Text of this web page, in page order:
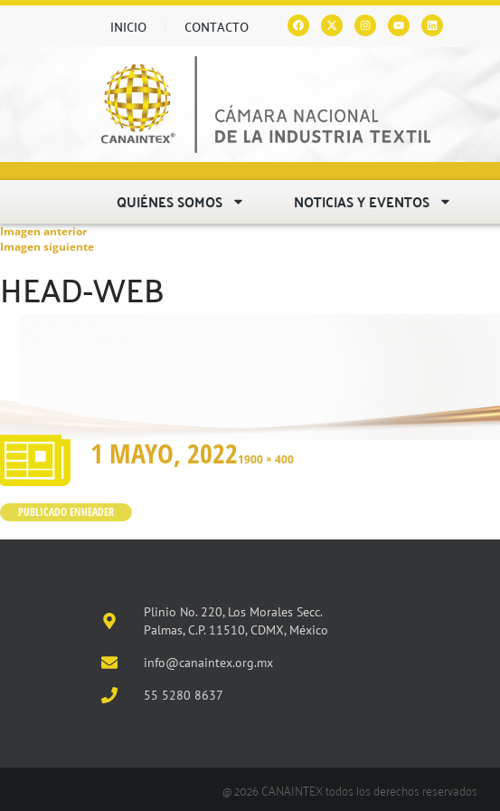
INICIO CONTACTO
QUIÉNES SOMOS NOTICIAS Y EVENTOS
Imagen anterior
Imagen siguiente
HEAD-WEB
1 MAYO, 20221900 × 400
PUBLICADO ENHEADER
Plinio No. 220, Los Morales Secc.
Palmas, C.P. 11510, CDMX, México
info@canaintex.org.mx
55 5280 8637
@ 2026 CANAINTEX todos los derechos reservados